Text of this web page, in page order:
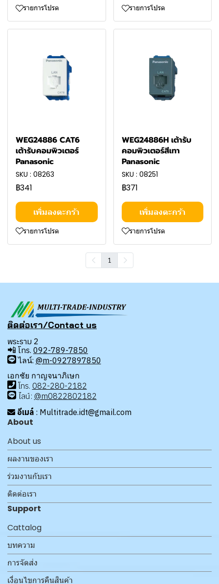
รายการโปรด
รายการโปรด
WEG24886 CAT6
เต้ารับคอมพิวเตอร์
Panasonic
SKU : 08263
฿341
เพิ่มลงตะกร้า
รายการโปรด
WEG24886H เต้ารับ
คอมพิวเตอร์สีเทา
Panasonic
SKU : 08251
฿371
เพิ่มลงตะกร้า
รายการโปรด
1
ติดต่อเรา/Contact us
พระราม 2
📲 โทร. 092-789-7850
ไลน์: @m-0927897850
เอกชัย กาญจนาภิเษก
โทร. 082-280-2182
ไลน์: @m0822802182
อีเมล์ : Multitrade.idt@gmail.com
About
About us
ผลงานของเรา
ร่วมงานกับเรา
ติดต่อเรา
Support
Cattalog
บทความ
การจัดส่ง
เงื่อนไขการคืนสินค้า